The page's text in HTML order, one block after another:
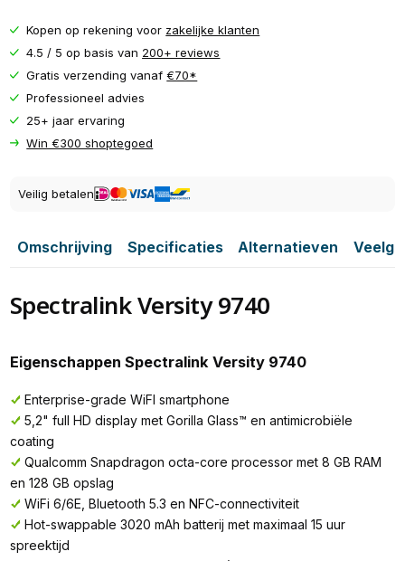
Kopen op rekening voor zakelijke klanten
4.5 / 5 op basis van 200+ reviews
Gratis verzending vanaf€70*
Professioneel advies
25+ jaar ervaring
Win €300 shoptegoed
Veilig betalen
Omschrijving Specificaties Alternatieven
Spectralink Versity 9740
Eigenschappen Spectralink Versity 9740
Enterprise-grade WiFI smartphone
5,2" full HD display met Gorilla Glass™ en antimicrobiële
coating
Qualcomm Snapdragon octa-core processor met 8 GB RAM
en 128 GB opslag
WiFi 6/6E, Bluetooth 5.3 en NFC-connectiviteit
Hot-swappable 3020 mAh batterij met maximaal 15 uur
spreektijd